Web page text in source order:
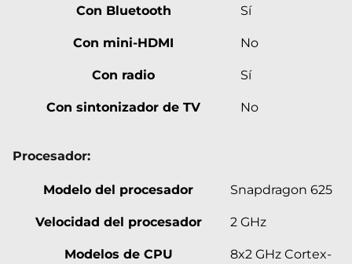
Con Bluetooth Sí
Con mini-HDMI No
Con radio Sí
Con sintonizador de TV No
Procesador:
Modelo del procesador Snapdragon 625
Velocidad del procesador 2 GHz
Modelos de CPU
8x2 GHz Cortex-